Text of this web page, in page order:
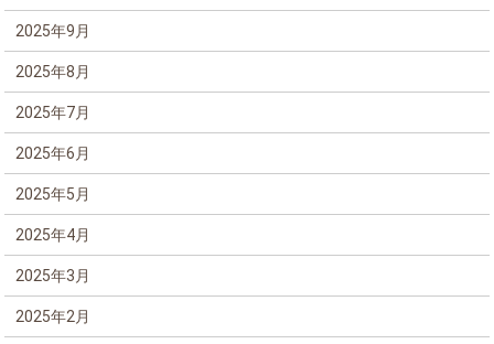
2025年9月
2025年8月
2025年7月
2025年6月
2025年5月
2025年4月
2025年3月
2025年2月